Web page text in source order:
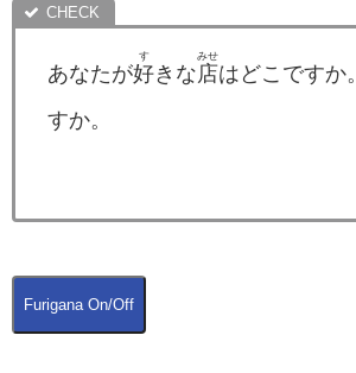
あなたが好
す
きな店
みせ
はどこですか
すか。
Furigana On/Off